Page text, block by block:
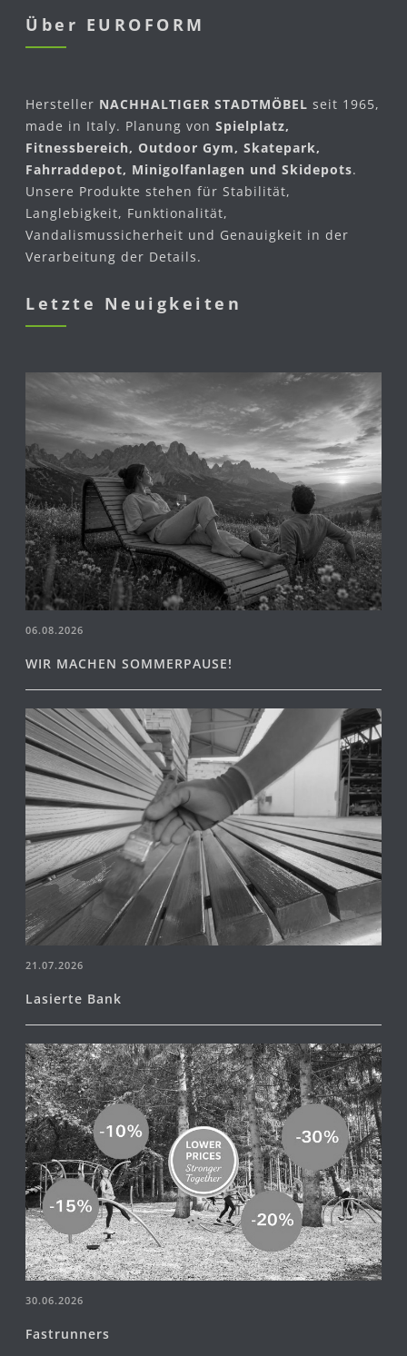
Über EUROFORM
Hersteller NACHHALTIGER STADTMÖBEL seit 1965,
made in Italy. Planung von Spielplatz,
Fitnessbereich, Outdoor Gym, Skatepark,
Fahrraddepot, Minigolfanlagen und Skidepots.
Unsere Produkte stehen für Stabilität,
Langlebigkeit, Funktionalität,
Vandalismussicherheit und Genauigkeit in der
Verarbeitung der Details.
Letzte Neuigkeiten
06.08.2026
WIR MACHEN SOMMERPAUSE!
21.07.2026
Lasierte Bank
30.06.2026
Fastrunners